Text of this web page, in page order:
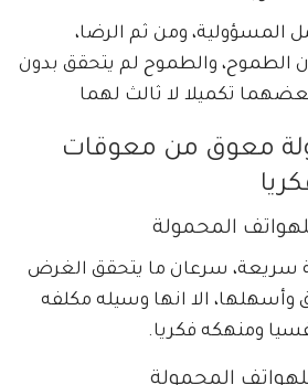
المسؤولية، ومن ثم الرضا،
الطموح، والطموح لم يتحقق بدون
تكميلا لا ثالث لهما
معوق من معوقات
للهواتف المحمولة
سريعة، سرعان ما يتحقق الغرض
وأسهلها، الا انها وسيله مكلفه
ومنهكه فكريا.
المحمولة